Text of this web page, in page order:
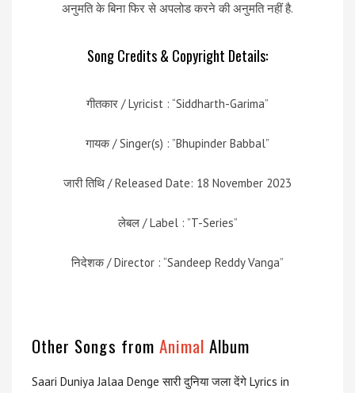
अनुमति के बिना फिर से अपलोड करने की अनुमति नहीं है.
Song Credits & Copyright Details:
गीतकार / Lyricist : “Siddharth-Garima”
गायक / Singer(s) : ”Bhupinder Babbal”
जारी तिथि / Released Date: 18 November 2023
लेबल / Label : ”T-Series”
निदेशक / Director : “Sandeep Reddy Vanga”
Other Songs from Animal Album
Saari Duniya Jalaa Denge सारी दुनिया जला देंगे Lyrics in